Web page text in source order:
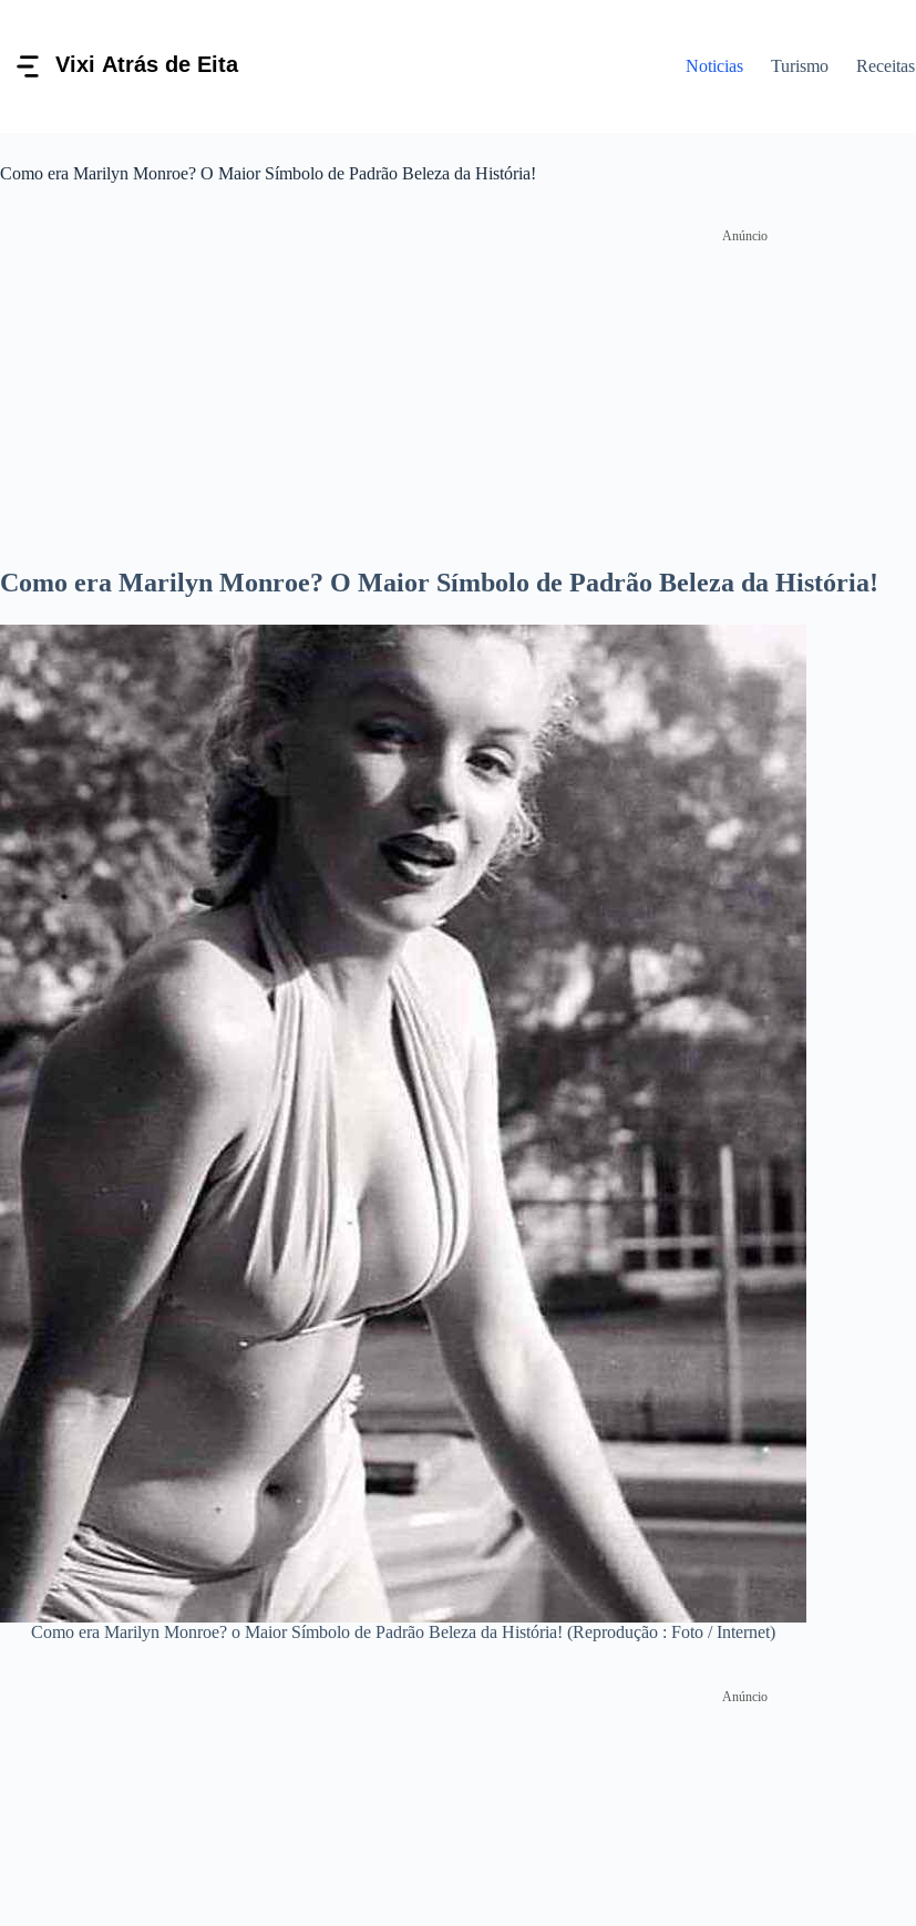
conteúdo
Noticias Turismo Receitas
Como era Marilyn Monroe? O Maior Símbolo de Padrão Beleza da História!
Anúncio
Como era Marilyn Monroe? O Maior Símbolo de Padrão Beleza da História!
Como era Marilyn Monroe? o Maior Símbolo de Padrão Beleza da História! (Reprodução : Foto / Internet)
Anúncio